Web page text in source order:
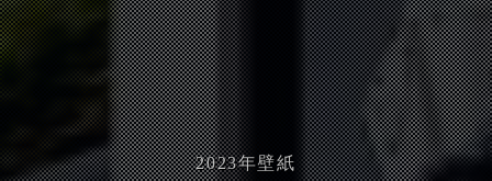
2023年壁紙